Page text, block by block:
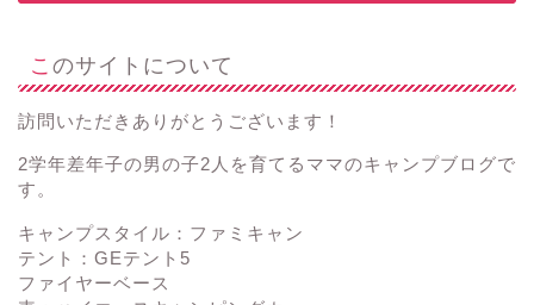
このサイトについて
訪問いただきありがとうございます！
2学年差年子の男の子2人を育てるママのキャンプブログで
す。
キャンプスタイル：ファミキャン
テント：GEテント5
ファイヤーベース